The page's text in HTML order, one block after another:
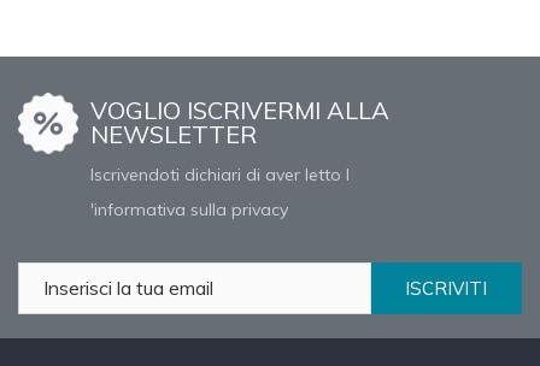
VOGLIO ISCRIVERMI ALLA
NEWSLETTER
Iscrivendoti dichiari di aver letto l
'informativa sulla privacy
ISCRIVITI